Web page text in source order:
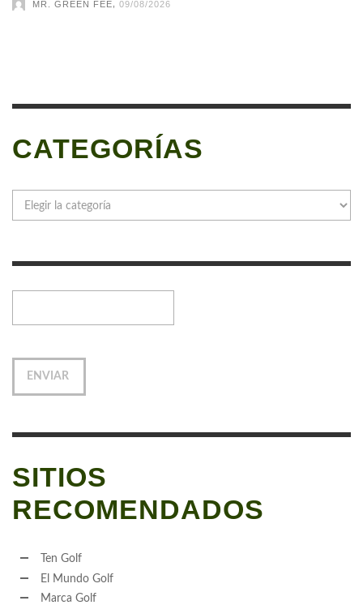
MR. GREEN FEE 09/08/2026
CATEGORÍAS
SITIOS
RECOMENDADOS
Ten Golf
El Mundo Golf
Marca Golf